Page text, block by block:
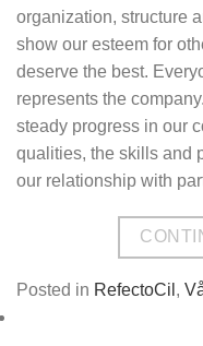
organization, structure
show our esteem for
deserve the best.
represents the
steady progress in our
qualities, the skills and
our relationship with
Posted in RefectoCil ,